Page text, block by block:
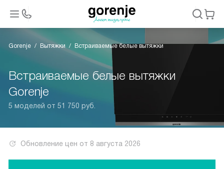
Gorenje Вытяжки Встраиваемые белые вытяжки
Встраиваемые белые вытяжки
Gorenje
5 моделей от 51 750 руб.
Обновление цен от 8 августа 2026